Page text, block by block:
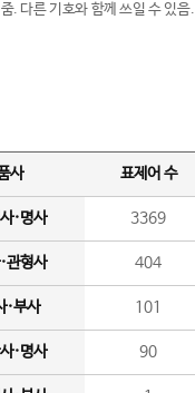
. 다른 기호와 함께 쓰일 수 있음.
사 표제어 수
·명사 3369
관형사 404
·부사 101
·명사 90